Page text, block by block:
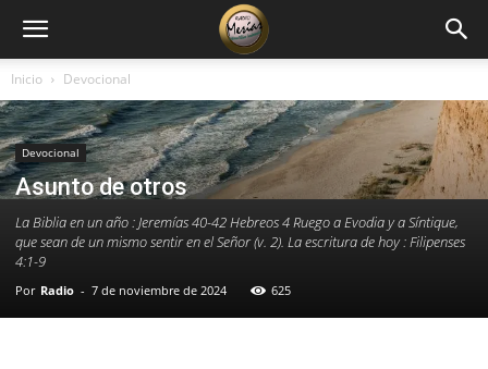
Inicio Devocional
Devocional
Asunto de otros
La Biblia en un año : Jeremías 40-42 Hebreos 4 Ruego a Evodia y a Síntique,
que sean de un mismo sentir en el Señor (v. 2). La escritura de hoy : Filipenses
4:1-9
Por Radio - 7 de noviembre de 2024 625